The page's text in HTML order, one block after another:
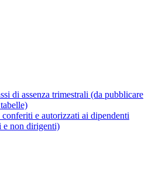
di assenza trimestrali (da pubblicare
e autorizzati ai dipendenti
e non dirigenti)